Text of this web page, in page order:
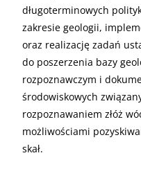
długoterminowych
zakresie geologii,
oraz realizację zadań
do poszerzenia bazy
rozpoznawczym i
środowiskowych
rozpoznawaniem złóż
możliwościami
skał.